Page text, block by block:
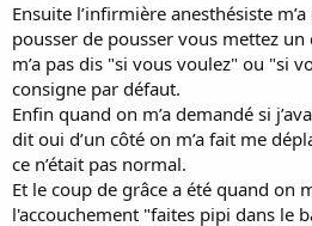
Ensuite l’infirmière anesthésiste
pousser de pousser vous mettez
m’a pas dis "si vous voulez" ou "si
consigne par défaut.
Enfin quand on m’a demandé si
dit oui d’un côté on m’a fait me
ce n’était pas normal.
Et le coup de grâce a été quand on
l'accouchement "faites pipi dans le